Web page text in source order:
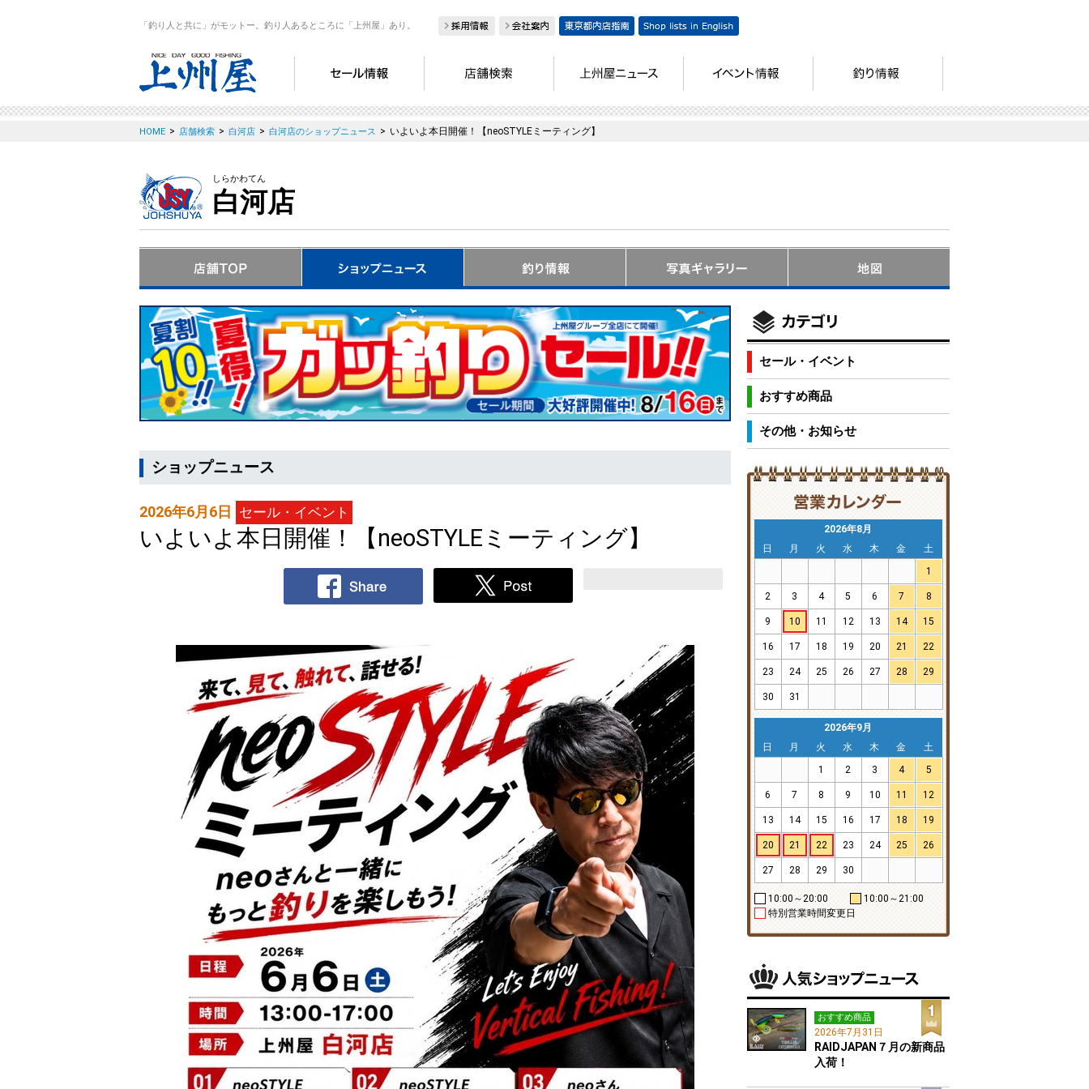
「釣り人と共に」がモットー。釣り人あるところに「上州屋」あり。
HOME > 店舗検索 > 白河店 > 白河店のショップニュース > いよいよ本日開催！【neoSTYLEミーティング】
しらかわてん
白河店
ショップニュース
2026年6月6日 セール・イベント
いよいよ本日開催！【neoSTYLEミーティング】
セール・イベント
おすすめ商品
その他・お知らせ
2026年8月
日
月 火 水 木 金
土
1
2 3 4 5 6 7 8
9 10 11 12 13 14 15
16 17 18 19 20 21 22
23 24 25 26 27 28 29
30 31
2026年9月
日
月 火 水 木 金
土
1
2 3 4 5
6 7 8 9 10 11 12
13 14 15 16 17 18 19
20 21 22 23 24 25 26
27 28 29 30
10:00～20:00
10:00～21:00
特別営業時間変更日
おすすめ商品
2026年7月31日
RAIDJAPAN７月の新商品
入荷！